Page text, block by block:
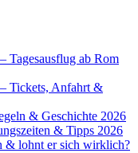
Tagesausflug ab Rom
Tickets, Anfahrt &
& Geschichte 2026
& Tipps 2026
& lohnt er sich wirklich?